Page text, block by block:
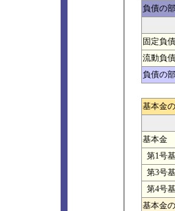
負債の部
固定負債
流動負債
負債の
基本金
基本金
第1号
第3号
第4号
基本金